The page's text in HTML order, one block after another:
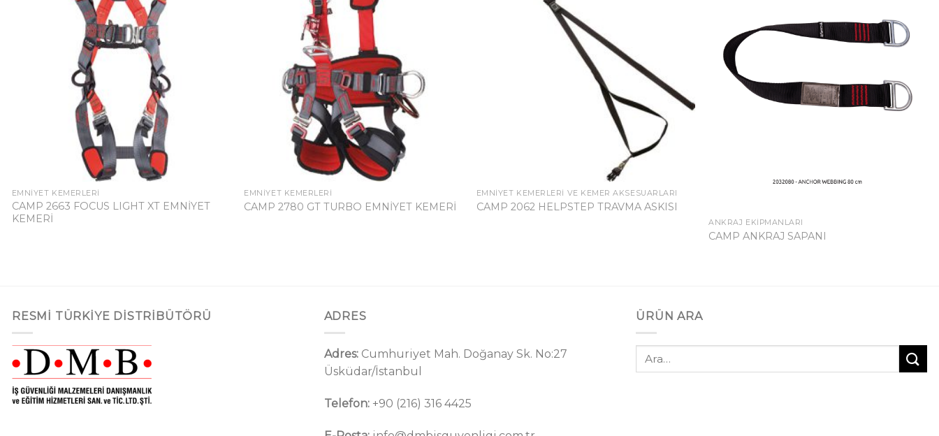
EMNIYET KEMERLERI
CAMP 2663 FOCUS LIGHT XT EMNİYET
KEMERİ
EMNIYET KEMERLERI
CAMP 2780 GT TURBO EMNİYET KEMERİ
EMNIYET KEMERLERI VE KEMER AKSESUARLARI
CAMP 2062 HELPSTEP TRAVMA ASKISI
ANKRAJ EKIPMANLARI
CAMP ANKRAJ SAPANI
RESMI TÜRKIYE DISTRIBÜTÖRÜ ADRES
Adres:Cumhuriyet Mah. Doğanay Sk. No:27
Üsküdar/İstanbul
Telefon:+90 (216) 316 4425
ÜRÜN ARA
Ara: